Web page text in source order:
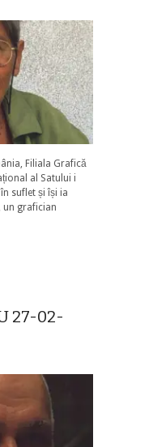
Filiala Grafică
al Satului i
suflet și își ia
un grafician
27-02-